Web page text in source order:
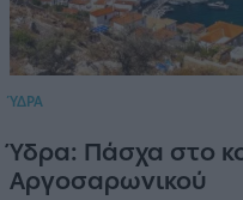
ΎΔΡΑ
Ύδρα: Πάσχα στο
Αργοσαρωνικού